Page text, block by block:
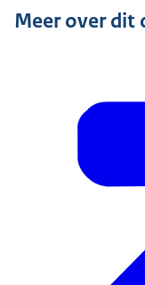
Juridisch Loket
Bent u ouder
uw ouders
Dan verlengt
Meer over dit